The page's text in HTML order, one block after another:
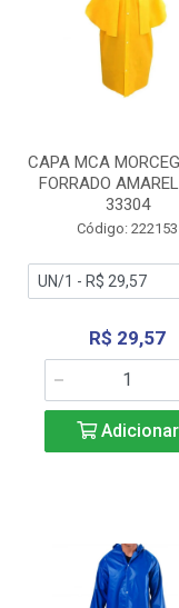
CAPA MCA
FORRADO
33304
Código: 222153
R$ 29,57
Adicionar